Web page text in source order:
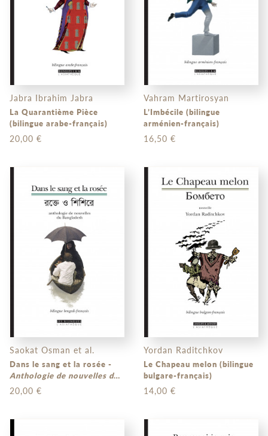
Jabra Ibrahim Jabra
La Quarantième Pièce
(bilingue arabe-français)
20,00 €
Vahram Martirosyan
L’Imbécile (bilingue
arménien-français)
16,50 €
Saokat Osman et al.
Dans le sang et la rosée -
Anthologie de nouvelles du
Bangladesh
bengali-français)
20,00 €
Yordan Raditchkov
Le Chapeau melon (bilingue
bulgare-français)
14,00 €